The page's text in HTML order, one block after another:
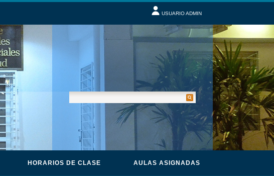
USUARIO ADMIN
HORARIOS DE CLASE AULAS ASIGNADAS